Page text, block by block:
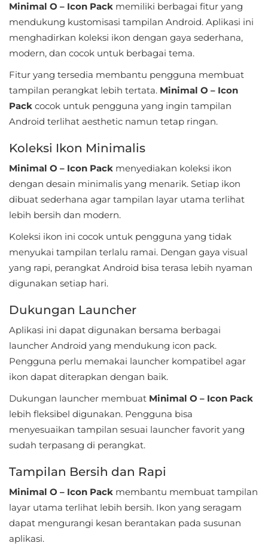
Word
Apps
Art
&
Design
&
Vehicles
Beauty
&
Reference
Buku
&
Referensi
Business
Comics
Communication
Dating
Emulator
Entertainment
Events
Minimal O – Icon Pack memiliki berbagai fitur yang
mendukung kustomisasi tampilan Android. Aplikasi ini
menghadirkan koleksi ikon dengan gaya sederhana,
modern, dan cocok untuk berbagai tema.
Fitur yang tersedia membantu pengguna membuat
tampilan perangkat lebih tertata. Minimal O – Icon
Pack cocok untuk pengguna yang ingin tampilan
Android terlihat aesthetic namun tetap ringan.
Koleksi Ikon Minimalis
Minimal O – Icon Pack menyediakan koleksi ikon
dengan desain minimalis yang menarik. Setiap ikon
dibuat sederhana agar tampilan layar utama terlihat
lebih bersih dan modern.
Koleksi ikon ini cocok untuk pengguna yang tidak
menyukai tampilan terlalu ramai. Dengan gaya visual
yang rapi, perangkat Android bisa terasa lebih nyaman
digunakan setiap hari.
Dukungan Launcher
Aplikasi ini dapat digunakan bersama berbagai
launcher Android yang mendukung icon pack.
Pengguna perlu memakai launcher kompatibel agar
ikon dapat diterapkan dengan baik.
Dukungan launcher membuat Minimal O – Icon Pack
lebih fleksibel digunakan. Pengguna bisa
menyesuaikan tampilan sesuai launcher favorit yang
sudah terpasang di perangkat.
Tampilan Bersih dan Rapi
Minimal O – Icon Pack membantu membuat tampilan
layar utama terlihat lebih bersih. Ikon yang seragam
dapat mengurangi kesan berantakan pada susunan
aplikasi.